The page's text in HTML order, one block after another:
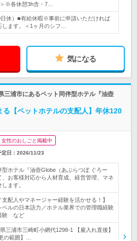
※各休憩3h含・7…
休）■有給休暇※事前に申請いただければ
ます。＜1ヶ月のシフ…
気になる
三浦市にあるペット同伴型ホテル『油壺
る【ペットホテルの支配人】年休120
女性のおしごと掲載中
日： 2026/11/23
型ホテル『油壺Globe（あぶらつぼ ぐろー
お客様対応から人材育成、経営管理、マネ
ます。
支配人やマネージャー経験を活かせる！】
ベルの日本語力／ホテル業界での管理職経験
験 など
三浦市三崎町小網代1298-1 【雇入れ直後】
の範囲】…